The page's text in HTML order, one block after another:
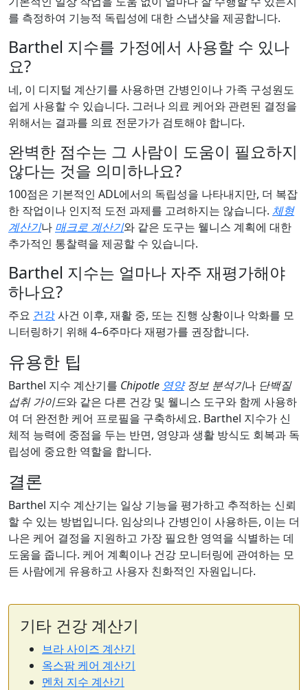
를 측정하여 기능적 독립성에 대한 스냅샷을 제공합니다.
Barthel 지수를 가정에서 사용할 수 있나
요?
네, 이 디지털 계산기를 사용하면 간병인이나 가족 구성원도
쉽게 사용할 수 있습니다. 그러나 의료 케어와 관련된 결정을
위해서는 결과를 의료 전문가가 검토해야 합니다.
완벽한 점수는 그 사람이 도움이 필요하지
않다는 것을 의미하나요?
100점은 기본적인 ADL에서의 독립성을 나타내지만, 더 복잡
한 작업이나 인지적 도전 과제를 고려하지는 않습니다. 체형
계산기나 매크로 계산기와 같은 도구는 웰니스 계획에 대한
추가적인 통찰력을 제공할 수 있습니다.
Barthel 지수는 얼마나 자주 재평가해야
하나요?
주요 건강사건 이후, 재활 중, 또는 진행 상황이나 악화를 모
니터링하기 위해 4–6주마다 재평가를 권장합니다.
유용한 팁
Barthel 지수 계산기를 Chipotle 영양정보 분석기나 단백질
섭취 가이드와 같은 다른 건강 및 웰니스 도구와 함께 사용하
여 더 완전한 케어 프로필을 구축하세요. Barthel 지수가 신
체적 능력에 중점을 두는 반면, 영양과 생활 방식도 회복과 독
립성에 중요한 역할을 합니다.
결론
Barthel 지수 계산기는 일상 기능을 평가하고 추적하는 신뢰
할 수 있는 방법입니다. 임상의나 간병인이 사용하든, 이는 더
나은 케어 결정을 지원하고 가장 필요한 영역을 식별하는 데
도움을 줍니다. 케어 계획이나 건강 모니터링에 관여하는 모
든 사람에게 유용하고 사용자 친화적인 자원입니다.
기타 건강 계산기
브라 사이즈 계산기
옥스팜 케어 계산기
멘처 지수 계산기